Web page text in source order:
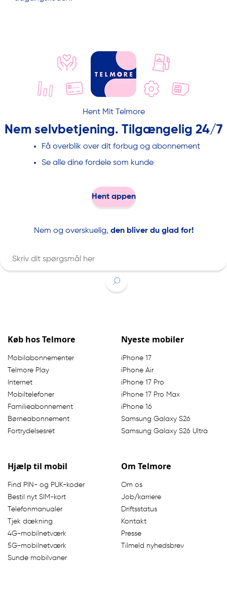
Hent Mit Telmore
Nem selvbetjening. Tilgængelig 24/7
Få overblik over dit forbug og abonnement
Se alle dine fordele som kunde
Hent appen
Nem og overskuelig, den bliver du glad for!
Køb hos Telmore
Mobilabonnementer
Telmore Play
Internet
Mobiltelefoner
Familieabonnement
Børneabonnement
Fortrydelsesret
Nyeste mobiler
iPhone 17
iPhone Air
iPhone 17 Pro
iPhone 17 Pro Max
iPhone 16
Samsung Galaxy S26
Samsung Galaxy S26 Ultra
Hjælp til mobil
Find PIN- og PUK-koder
Bestil nyt SIM-kort
Telefonmanualer
Tjek dækning
4G-mobilnetværk
5G-mobilnetværk
Sunde mobilvaner
Om Telmore
Om os
Job/karriere
Driftsstatus
Kontakt
Presse
Tilmeld nyhedsbrev